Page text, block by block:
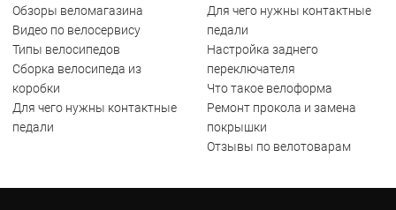
Обзоры веломагазина
Видео по велосервису
Типы велосипедов
Сборка велосипеда из
коробки
Для чего нужны контактные
педали
Для чего нужны контактные
педали
Настройка заднего
переключателя
Что такое велоформа
Ремонт прокола и замена
покрышки
Отзывы по велотоварам